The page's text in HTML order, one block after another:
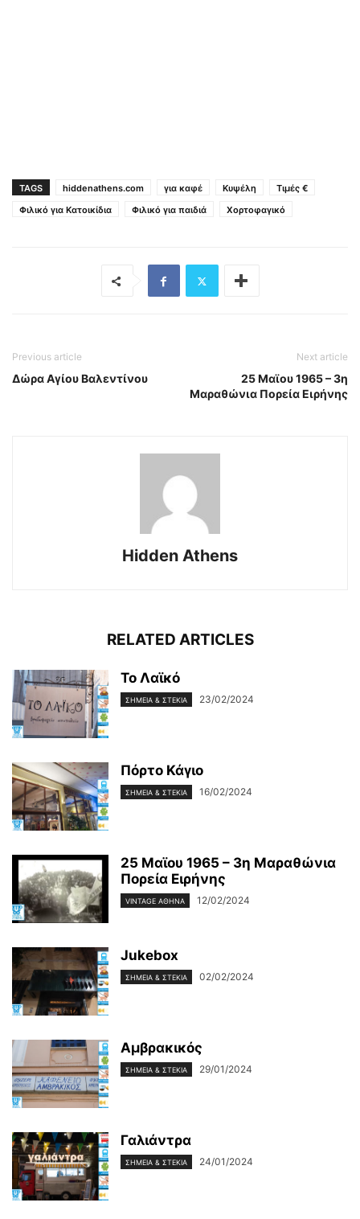
TAGS hiddenathens.com για καφέ Κυψέλη
Τιμές €
Φιλικό για Κατοικίδια
Φιλικό για παιδιά Χορτοφαγικό
Previous article
Δώρα Αγίου Βαλεντίνου
Next article
25 Μαϊου 1965 – 3η
Μαραθώνια Πορεία Ειρήνης
Hidden Athens
RELATED ARTICLES
Το Λαϊκό
ΣΗΜΕΊΑ & ΣΤΈΚΙΑ 23/02/2024
Πόρτο Κάγιο
ΣΗΜΕΊΑ & ΣΤΈΚΙΑ 16/02/2024
25 Μαϊου 1965 – 3η Μαραθώνια
Πορεία Ειρήνης
VINTAGE ΑΘΉΝΑ 12/02/2024
Jukebox
ΣΗΜΕΊΑ & ΣΤΈΚΙΑ 02/02/2024
Αμβρακικός
ΣΗΜΕΊΑ & ΣΤΈΚΙΑ 29/01/2024
Γαλιάντρα
ΣΗΜΕΊΑ & ΣΤΈΚΙΑ 24/01/2024